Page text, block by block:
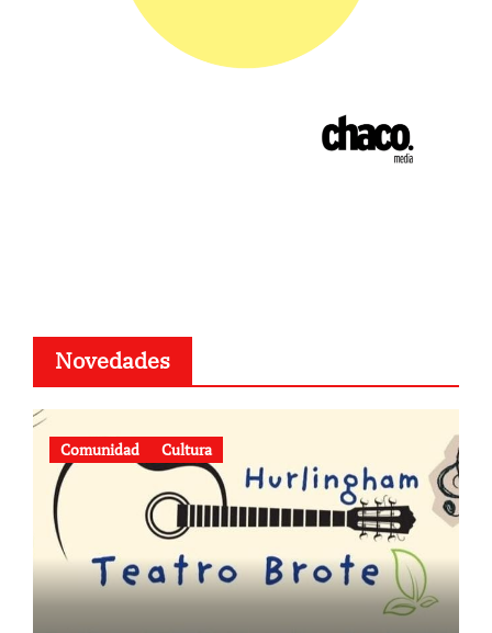
Novedades
Comunidad Cultura